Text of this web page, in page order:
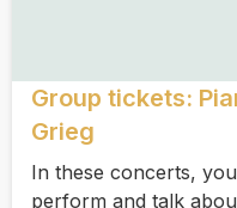
Group tickets:
Grieg
In these concerts,
perform and talk